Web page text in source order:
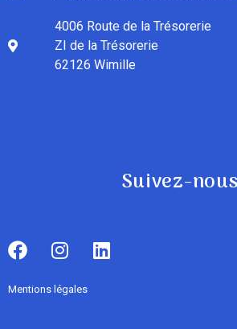
4006 Route de la Trésorerie
ZI de la Trésorerie
62126 Wimille
Suivez-nous
Mentions légales